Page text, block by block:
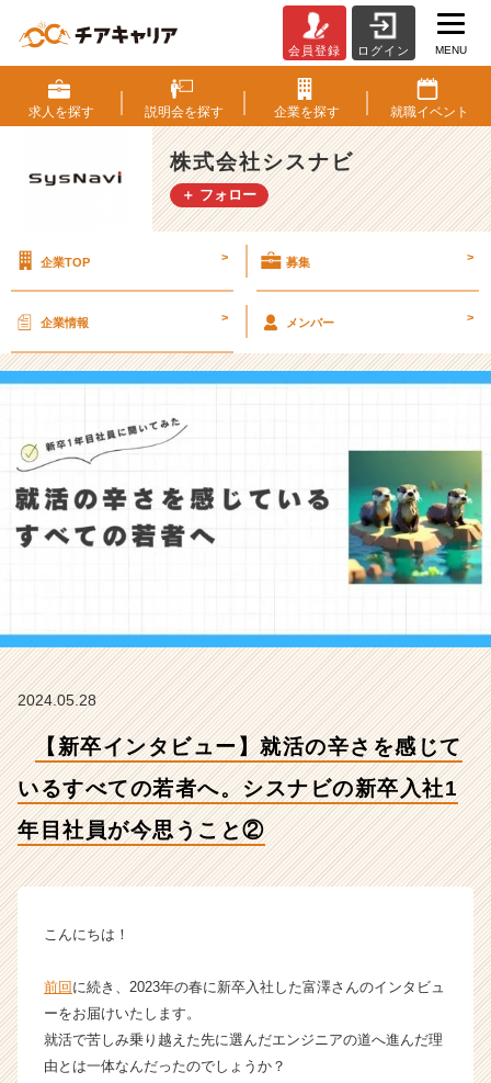
卒
イ
ン
タ
ビ
ュ
の
を
感
て
す
て
へ。
の
新
卒
入
社
年
が
今
う
こ
会員登録 ログイン MENU
求人を探す 説明会を探す 企業を探す 就職イベント
株式会社シスナビ
＋ フォロー
企業TOP > 募集 >
企業情報 > メンバー >
2024.05.28
【新卒インタビュー】就活の辛さを感じて
いるすべての若者へ。シスナビの新卒入社1
年目社員が今思うこと②
こんにちは！
前回に続き、2023年の春に新卒入社した富澤さんのインタビュ
ーをお届けいたします。
就活で苦しみ乗り越えた先に選んだエンジニアの道へ進んだ理
由とは一体なんだったのでしょうか？